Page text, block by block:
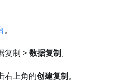
。
复制 >数据复制。
右上角的创建复制。